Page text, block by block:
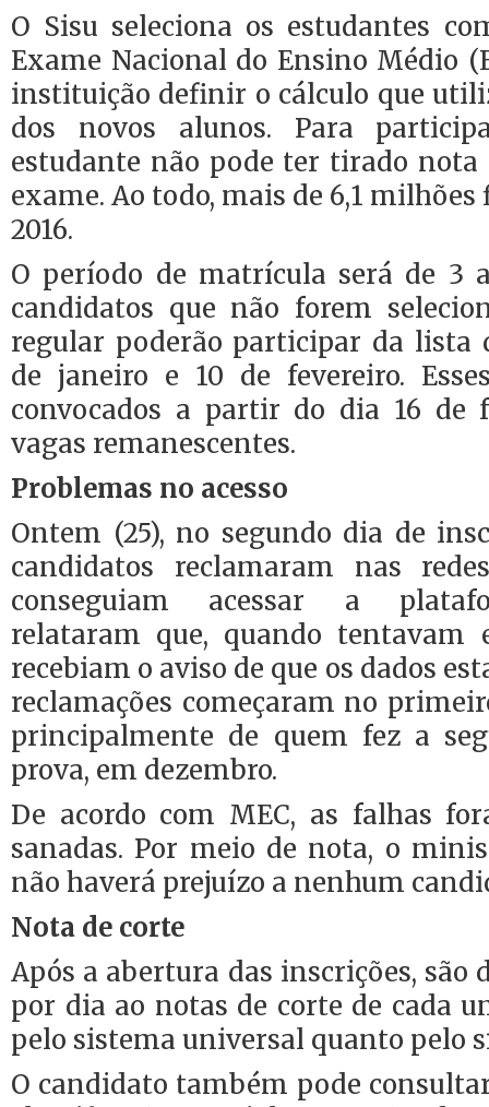
O Sisu seleciona os estudantes
Exame Nacional do Ensino Médio
instituição definir o cálculo que
dos novos alunos. Para
estudante não pode ter tirado nota
exame. Ao todo, mais de 6,1
2016.
O período de matrícula será de 3
candidatos que não forem
regular poderão participar da lista
de janeiro e 10 de fevereiro.
convocados a partir do dia 16 de
vagas remanescentes.
Problemas no acesso
Ontem (25), no segundo dia de
candidatos reclamaram nas
conseguiam acessar a
relataram que, quando tentavam
recebiam o aviso de que os dados
reclamações começaram no
principalmente de quem fez a
prova, em dezembro.
De acordo com MEC, as falhas
sanadas. Por meio de nota, o
não haverá prejuízo a nenhum
Nota de corte
Após a abertura das inscrições, são
por dia ao notas de corte de cada
pelo sistema universal quanto pelo
O candidato também pode